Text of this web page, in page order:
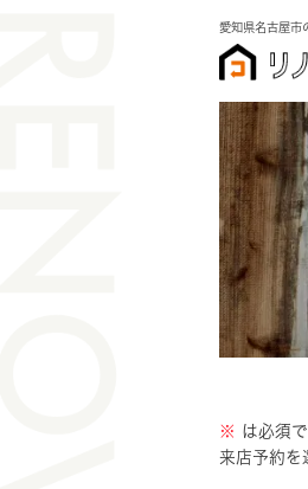
愛知県名古屋市
※ は必須
来店予約を